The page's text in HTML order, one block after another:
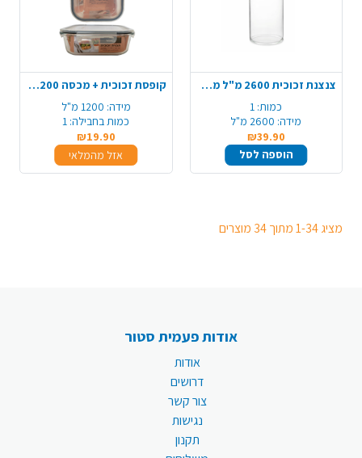
צנצנת זכוכית 2600 מ"ל מכסה עץ ידית
כמות: 1
מידה: 2600 מ"ל
₪39.90
הוספה לסל
קופסת זכוכית + מכסה 1200 מ"ל
מידה: 1200 מ"ל
כמות בחבילה: 1
₪19.90
אזל מהמלאי
מציג 1-34 מתוך 34 מוצרים
אודות פעמית סטור
אודות
דרושים
צור קשר
נגישות
תקנון